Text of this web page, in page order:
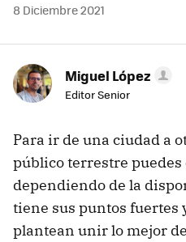
8 Diciembre 2021
Miguel López
Editor Senior
Para ir de una ciudad a
público terrestre
dependiendo de la
tiene sus puntos fuertes
plantean unir lo mejor